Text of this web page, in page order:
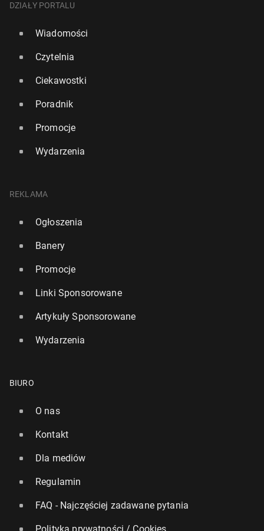
DZIAŁY PORTALU
Wiadomości
Czytelnia
Ciekawostki
Poradnik
Promocje
Wydarzenia
REKLAMA
Ogłoszenia
Banery
Promocje
Linki Sponsorowane
Artykuły Sponsorowane
Wydarzenia
BIURO
O nas
Kontakt
Dla mediów
Regulamin
FAQ - Najczęściej zadawane pytania